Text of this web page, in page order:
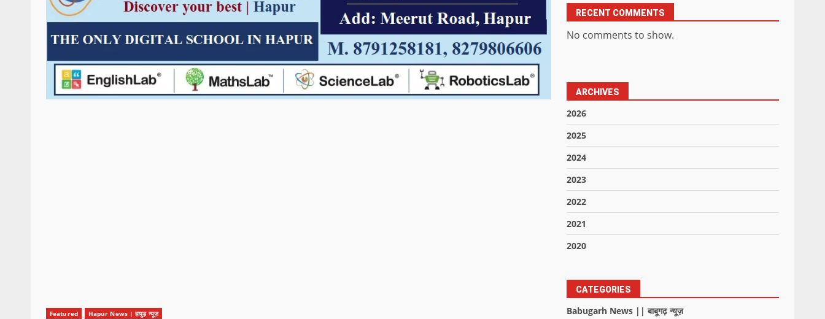
Featured Hapur News | हापुड़ न्यूज़
RECENT COMMENTS
No comments to show.
ARCHIVES
2026
2025
2024
2023
2022
2021
2020
CATEGORIES
Babugarh News || बाबूगढ़ न्यूज़